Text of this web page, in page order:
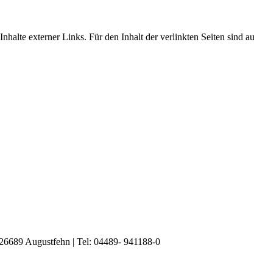
externer Links. Für den Inhalt der verlinkten Seiten sind
Augustfehn | Tel: 04489- 941188-0